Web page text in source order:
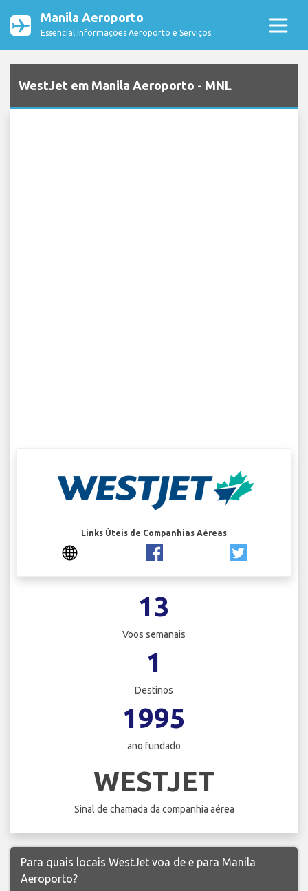
Manila Aeroporto
Essencial Informações Aeroporto e Serviços
WestJet em Manila Aeroporto - MNL
Links Úteis de Companhias Aéreas
13
Voos semanais
1
Destinos
1995
ano fundado
WESTJET
Sinal de chamada da companhia aérea
Para quais locais WestJet voa de e para Manila
Aeroporto?